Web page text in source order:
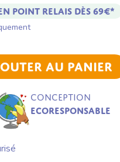
point relais dès 69€*
AU PANIER
Conception
ecoresponsable